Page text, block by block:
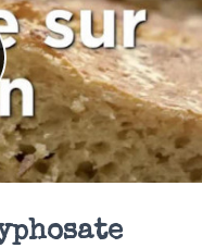
R
I
R
/
F
E
R
M
E